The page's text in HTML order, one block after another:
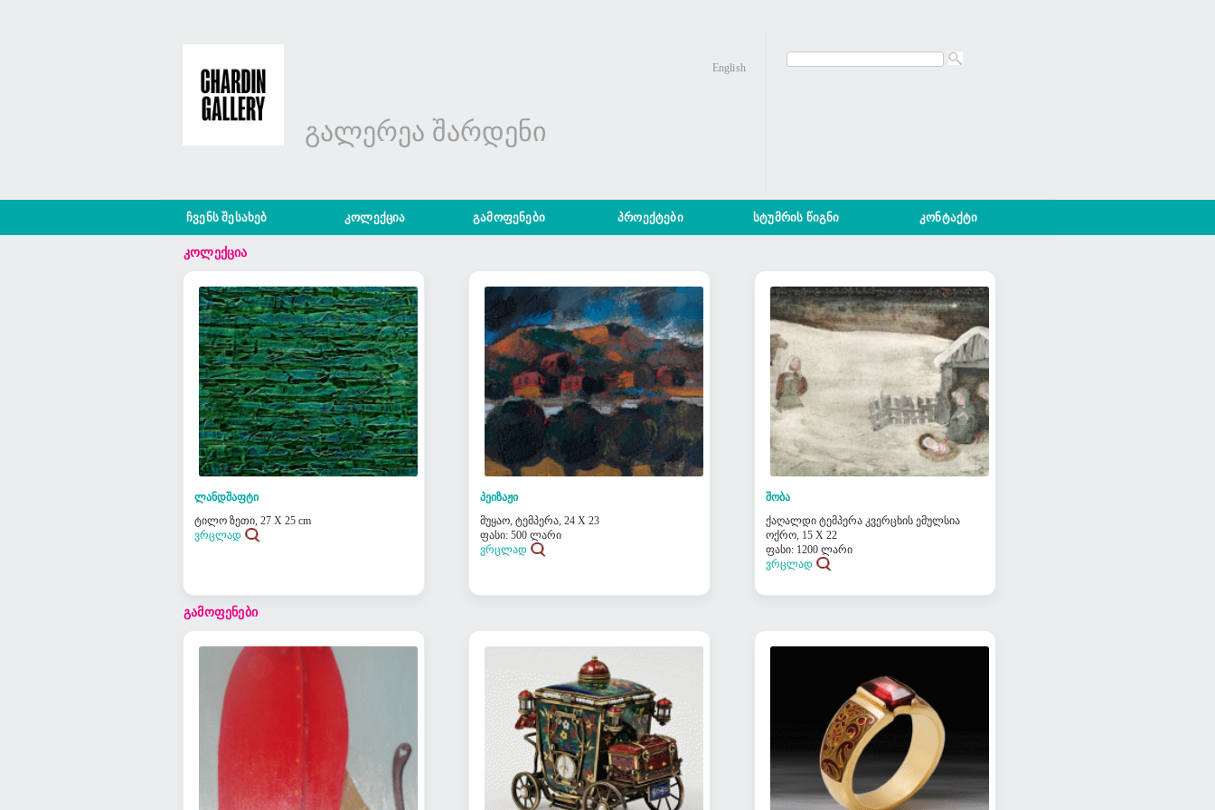
English
გალერეა შარდენი
ჩვენს შესახებ კოლექცია გამოფენები პროექტები სტუმრის წიგნი კონტაქტი
კოლექცია
ლანდშაფტი
ტილო ზეთი, 27 X 25 cm
ვრცლად
პეიზაჟი
მუყაო, ტემპერა, 24 X 23
ფასი: 500 ლარი
ვრცლად
შობა
ქაღალდი ტემპერა კვერცხის ემულსია
ოქრო, 15 X 22
ფასი: 1200 ლარი
ვრცლად
გამოფენები